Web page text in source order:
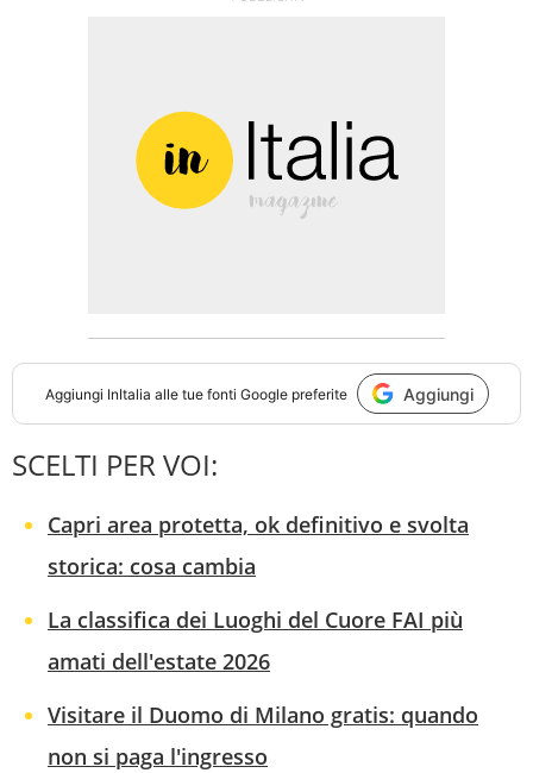
Aggiungi InItalia alle tue fonti Google preferite Aggiungi
SCELTI PER VOI:
Capri area protetta, ok definitivo e svolta
storica: cosa cambia
La classifica dei Luoghi del Cuore FAI più
amati dell'estate 2026
Visitare il Duomo di Milano gratis: quando
non si paga l'ingresso